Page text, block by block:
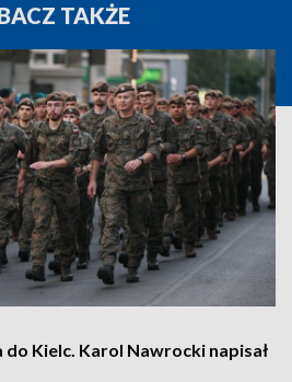
TAKŻE
do Kielc. Karol Nawrocki napisał